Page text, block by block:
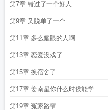
第7章 错过了一个好人
第9章 又脱单了一个
第11章 多么耀眼的人啊
第13章 恋爱没戏了
第15章 换宿舍了
第17章 姜南星你什么时候能学会
温柔
第19章 冤家路窄